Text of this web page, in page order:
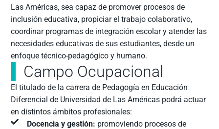
Las Américas, sea capaz de promover procesos de
inclusión educativa, propiciar el trabajo colaborativo,
coordinar programas de integración escolar y atender las
necesidades educativas de sus estudiantes, desde un
enfoque técnico-pedagógico y humano.
Campo Ocupacional
El titulado de la carrera de Pedagogía en Educación
Diferencial de Universidad de Las Américas podrá actuar
en distintos ámbitos profesionales:
Docencia y gestión: promoviendo procesos de